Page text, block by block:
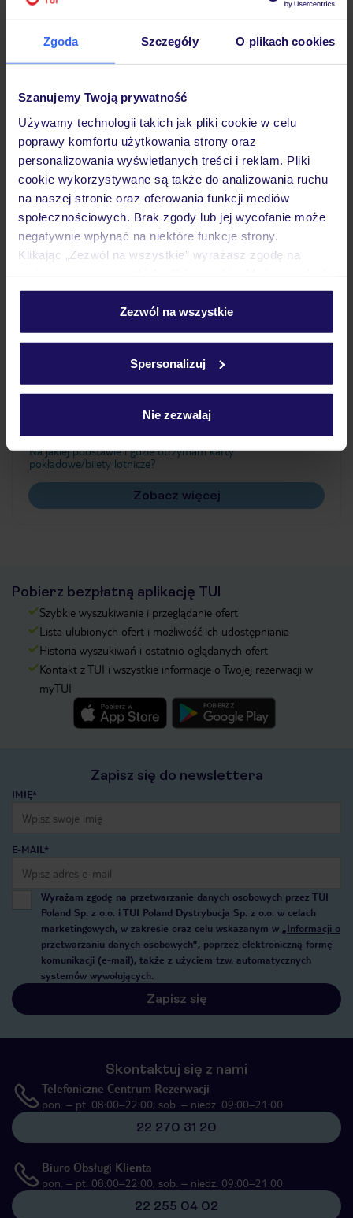
Zgoda Szczegóły O plikach cookies
Szanujemy Twoją prywatność
Używamy technologii takich jak pliki cookie w celu
poprawy komfortu użytkowania strony oraz
personalizowania wyświetlanych treści i reklam. Pliki
cookie wykorzystywane są także do analizowania ruchu
na naszej stronie oraz oferowania funkcji mediów
społecznościowych. Brak zgody lub jej wycofanie może
negatywnie wpłynąć na niektóre funkcje strony.
Klikając „Zezwól na wszystkie” wyrażasz zgodę na
personalizować swój wybór wchodząc w zakładkę
Szczegółowe informacje o plikach cookie znajdziesz
Zezwól na wszystkie
Spersonalizuj
Nie zezwalaj
Pokoje
Wyżywienie
Atrakcje
Ważne informacje
Często zadawane pytania
Jak zmienić uczestników/osobę zgłaszającą?
Na jakiej podstawie i gdzie otrzymam karty
pokładowe/bilety lotnicze?
Zobacz więcej
Pobierz bezpłatną aplikację TUI
Szybkie wyszukiwanie i przeglądanie ofert
Lista ulubionych ofert i możliwość ich udostępniania
Historia wyszukiwań i ostatnio oglądanych ofert
Kontakt z TUI i wszystkie informacje o Twojej rezerwacji w
myTUI
Zapisz się do newslettera
IMIĘ*
E-MAIL*
Wyrażam zgodę na przetwarzanie danych osobowych przez TUI
Poland Sp. z o.o. i TUI Poland Dystrybucja Sp. z o.o. w celach
marketingowych, w zakresie oraz celu wskazanym w „Informacji o
przetwarzaniu danych osobowych”, poprzez elektroniczną formę
komunikacji (e-mail), także z użyciem tzw. automatycznych
systemów wywołujących.
Zapisz się
Skontaktuj się z nami
Telefoniczne Centrum Rezerwacji
pon. – pt. 08:00–22:00, sob. – niedz. 09:00–21:00
22 270 31 20
Biuro Obsługi Klienta
pon. – pt. 08:00–22:00, sob. – niedz. 09:00–21:00
22 255 04 02